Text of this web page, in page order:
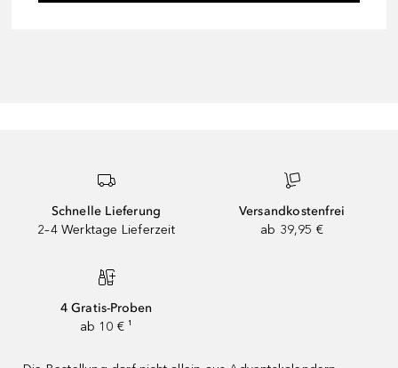
Schnelle Lieferung
2–4 Werktage Lieferzeit
Versandkostenfrei
ab 39,95 €
4 Gratis-Proben
ab 10 € ¹